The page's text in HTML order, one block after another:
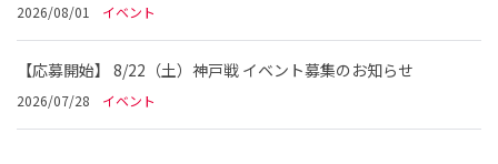
2026/08/01 イベント
【応募開始】 8/22（土）神戸戦 イベント募集のお知らせ
2026/07/28 イベント